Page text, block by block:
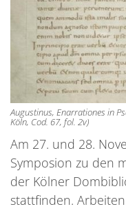
Augustinus, Enarrationes in
Köln, Cod. 67, fol. 2v)
Am 27. und 28.
Symposion zu den
der Kölner
stattfinden.